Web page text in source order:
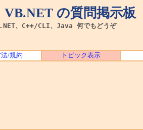
VB.NET の質問掲示板
、C++/CLI、Java 何でもどうぞ
/規約 トピック表示